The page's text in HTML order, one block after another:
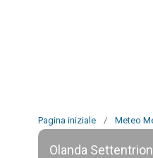
Pagina iniziale / Meteo
Olanda